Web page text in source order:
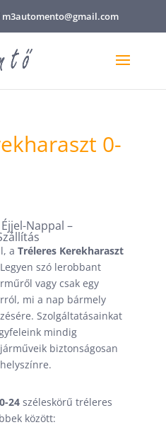
m3automento@gmail.com
0-
Nappal –
a Tréleres Kerekharaszt
szó lerobbant
vagy csak egy
mi a nap bármely
Szolgáltatásainkat
mindig
biztonságosan
24széleskörű tréleres
között: